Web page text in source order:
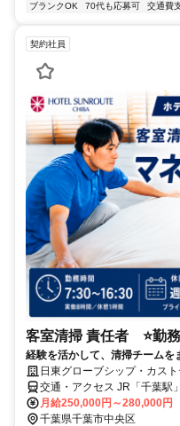
ブランクOK
70代も応募可 交通費
契約社員
客室清掃 責任者 ⭐勤
経験を活かして、清掃チームを
日東グローブシップ・カス
ンルート千葉
交通・アクセス JR「千葉駅
結） 「京成千葉駅」徒歩3分
月給250,000円～280,000円
千葉県千葉市中央区